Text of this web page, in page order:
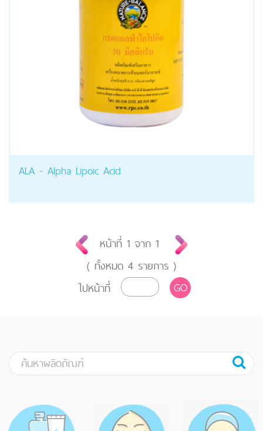
ALA - Alpha Lipoic Acid
หน้าที่ 1 จาก 1
( ทั้งหมด 4 รายการ )
ไปหน้าที่
GO